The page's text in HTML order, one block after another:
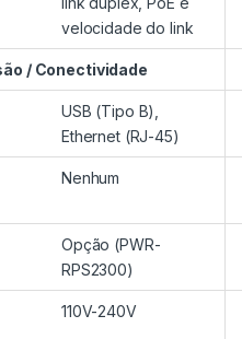
velocidade do link
/ Conectividade
USB (Tipo B),
Ethernet (RJ-45)
Nenhum
Opção (PWR-
RPS2300)
110V-240V